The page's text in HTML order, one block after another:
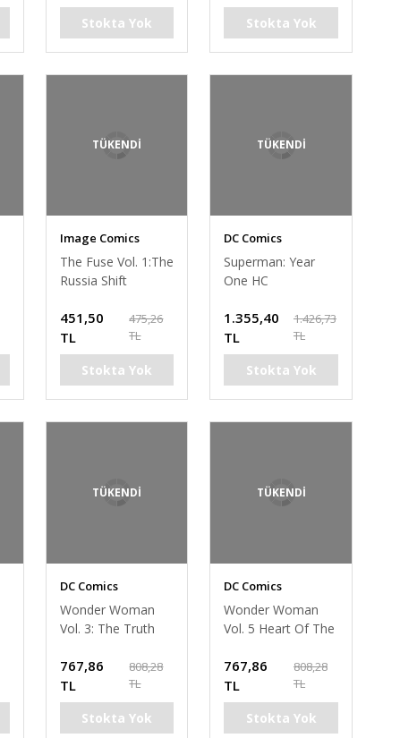
Stokta Yok Stokta Yok
TÜKENDİ
Image Comics
The Fuse Vol. 1:The
Russia Shift
451,50
TL
475,26
TL
Stokta Yok
TÜKENDİ
DC Comics
Superman: Year
One HC
1.355,40
TL
1.426,73
TL
Stokta Yok
TÜKENDİ
DC Comics
Wonder Woman
Vol. 3: The Truth
767,86
TL
808,28
TL
Stokta Yok
TÜKENDİ
DC Comics
Wonder Woman
Vol. 5 Heart Of The
767,86
TL
808,28
TL
Stokta Yok